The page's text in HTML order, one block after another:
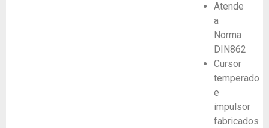
Atende
a
Norma
DIN862
Cursor
temperado
e
impulsor
fabricados